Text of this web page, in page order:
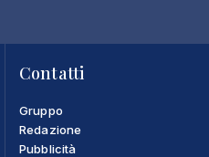
Contatti
Gruppo
Redazione
Pubblicità